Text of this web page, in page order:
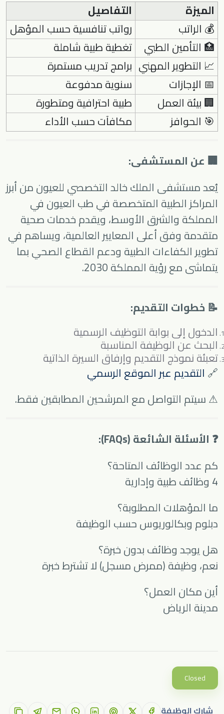
الميزة
التفاصيل
💰 الراتب
رواتب تنافسية حسب المؤهل
🏥 التأمين الطبي
تغطية طبية شاملة
📈 التطوير المهني برامج تدريب مستمرة
📅 الإجازات
سنوية مدفوعة
🏢 بيئة العمل
طبية احترافية ومتطورة
🎯 الحوافز
مكافآت حسب الأداء
🏢 عن المستشفى:
يُعد مستشفى الملك خالد التخصصي للعيون من أبرز
المراكز الطبية المتخصصة في طب العيون في
المملكة والشرق الأوسط، ويقدم خدمات صحية
متقدمة وفق أعلى المعايير العالمية، ويساهم في
تطوير الكفاءات الطبية ودعم القطاع الصحي بما
يتماشى مع رؤية المملكة 2030.
📝 خطوات التقديم:
الدخول إلى بوابة التوظيف الرسمية
البحث عن الوظيفة المناسبة
تعبئة نموذج التقديم وإرفاق السيرة الذاتية
🔗 التقديم عبر الموقع الرسمي
⚠ سيتم التواصل مع المرشحين المطابقين فقط.
❓ الأسئلة الشائعة (FAQs):
كم عدد الوظائف المتاحة؟
4 وظائف طبية وإدارية
ما المؤهلات المطلوبة؟
دبلوم وبكالوريوس حسب الوظيفة
هل يوجد وظائف بدون خبرة؟
نعم، وظيفة (ممرض مسجل) لا تشترط خبرة
أين مكان العمل؟
مدينة الرياض
Closed
شارك الوظيفة